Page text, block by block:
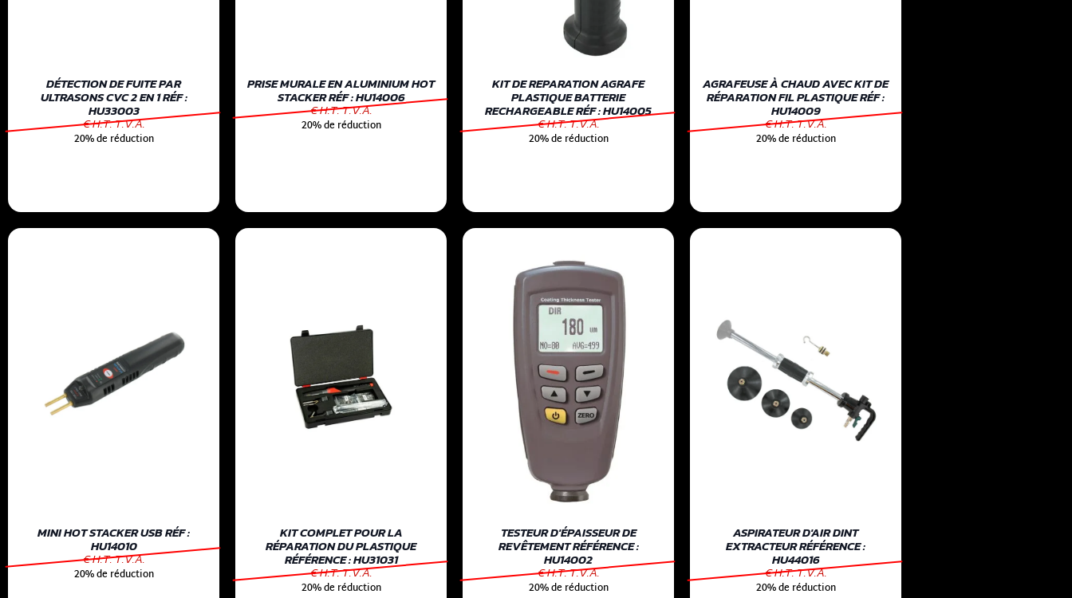
DÉTECTION DE FUITE PAR
ULTRASONS CVC 2 EN 1 RÉF :
HU33003
€ H.T. T.V.A.
20% de réduction
PRISE MURALE EN ALUMINIUM HOT
STACKER RÉF : HU14006
€ H.T. T.V.A.
20% de réduction
KIT DE REPARATION AGRAFE
PLASTIQUE BATTERIE
RECHARGEABLE RÉF : HU14005
€ H.T. T.V.A.
20% de réduction
AGRAFEUSE À CHAUD AVEC KIT DE
RÉPARATION FIL PLASTIQUE RÉF :
HU14009
€ H.T. T.V.A.
20% de réduction
MINI HOT STACKER USB RÉF :
HU14010
€ H.T. T.V.A.
20% de réduction
KIT COMPLET POUR LA
RÉPARATION DU PLASTIQUE
RÉFÉRENCE : HU31031
€ H.T. T.V.A.
20% de réduction
TESTEUR D'ÉPAISSEUR DE
REVÊTEMENT RÉFÉRENCE :
HU14002
€ H.T. T.V.A.
20% de réduction
ASPIRATEUR D'AIR DINT
EXTRACTEUR RÉFÉRENCE :
HU44016
€ H.T. T.V.A.
20% de réduction